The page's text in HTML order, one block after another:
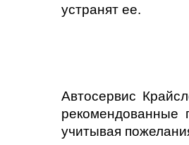
устранят ее.
Автосервис
рекомендованные
учитывая